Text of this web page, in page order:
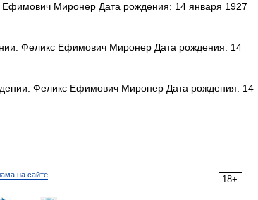
Миронер Дата рождения: 14 января 1927
Феликс Ефимович Миронер Дата рождения: 14
Феликс Ефимович Миронер Дата рождения: 14
18+
на сайте